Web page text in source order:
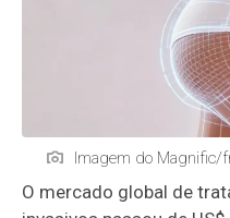
Imagem do Magnific/
O mercado global de